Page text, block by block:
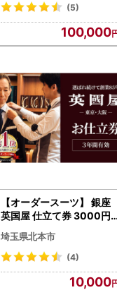
(5)
100,000
【オーダースーツ】 銀座
英国屋 仕立て券 3000円
分 ご自身用包装 | ビジネス
スーツ メンズ
埼玉県北本市
(4)
10,000